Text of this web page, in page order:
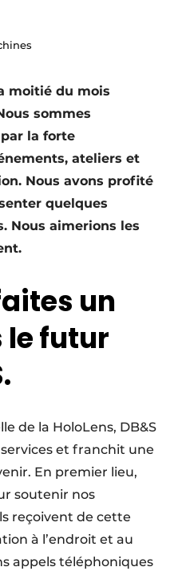
moitié du mois
sommes
la forte
ateliers et
Nous avons profité
quelques
Nous aimerions les
un
le futur
de la HoloLens, DB&S
et franchit une
En premier lieu,
soutenir nos
reçoivent de cette
à l’endroit et au
appels téléphoniques